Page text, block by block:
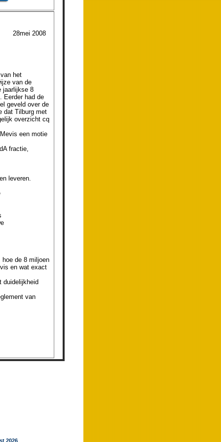
2008
het
van de
jaarlijkse 8
Eerder had de
geveld over de
dat Tilburg met
overzicht cq
een motie
fractie,
leveren.
de 8 miljoen
en wat exact
duidelijkheid
van
2026